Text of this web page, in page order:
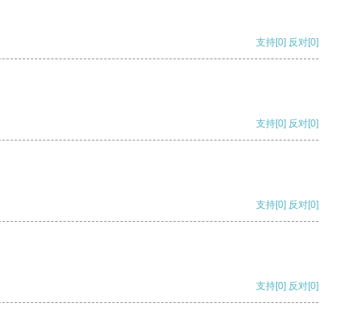
支持[0] 反对[0]
支持[0] 反对[0]
支持[0] 反对[0]
支持[0] 反对[0]